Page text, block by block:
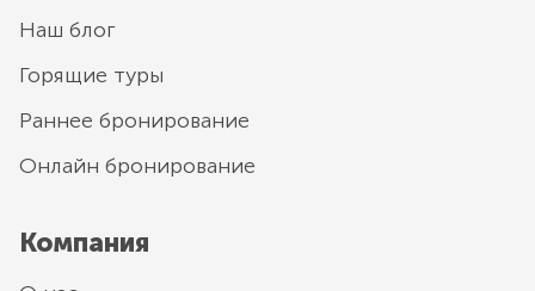
Наш блог
Горящие туры
Раннее бронирование
Онлайн бронирование
Компания